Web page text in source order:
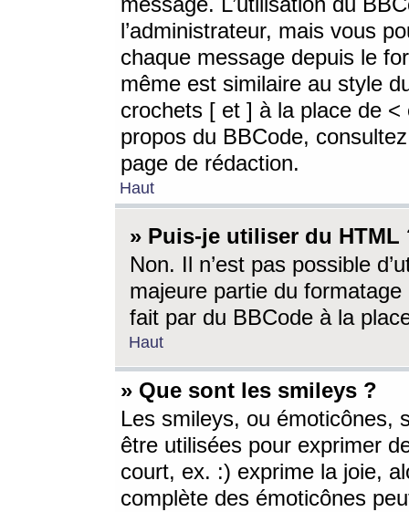
l’administrateur, mais vous
chaque message depuis le
même est similaire au style
crochets [ et ] à la place de <
propos du BBCode,
page de rédaction.
Haut
» Puis-je utiliser du HTML
Non. Il n’est pas possible
majeure partie du
fait par du BBCode à la
Haut
» Que sont les smileys ?
Les smileys, ou émoticônes,
être utilisées pour exprimer
court, ex. :) exprime la joie,
complète des émoticônes